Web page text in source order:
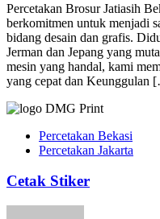
Percetakan Brosur Jatiasih
berkomitmen untuk menjadi
bidang desain dan grafis.
Jerman dan Jepang yang
mesin yang handal, kami
yang cepat dan Keunggulan
Percetakan Bekasi
Percetakan Jakarta
Cetak Stiker